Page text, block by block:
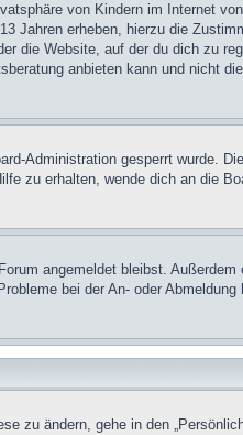
von Kindern im Internet
Jahren erheben, hierzu die
die Website, auf der du dich zu
anbieten kann und nicht
Administration gesperrt wurde.
zu erhalten, wende dich an die
angemeldet bleibst. Außerdem
bei der An- oder Abmeldung
zu ändern, gehe in den